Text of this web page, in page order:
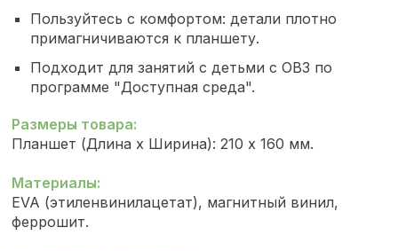
Пользуйтесь с комфортом: детали плотно
примагничиваются к планшету.
Подходит для занятий с детьми с ОВЗ по
программе "Доступная среда".
Размеры товара:
Планшет (Длина х Ширина): 210 х 160 мм.
Материалы:
EVA (этиленвинилацетат), магнитный винил,
феррошит.